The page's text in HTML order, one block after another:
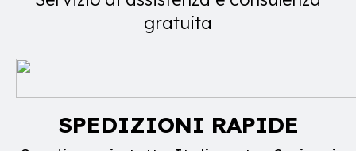
gratuita
SPEDIZIONI RAPIDE